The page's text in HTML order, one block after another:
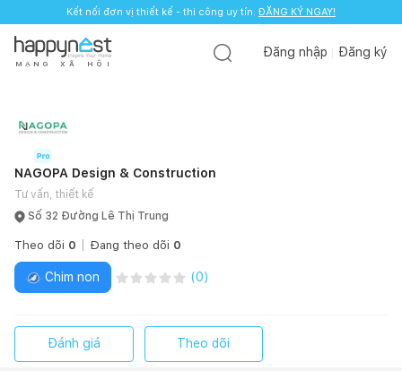
Kết nối đơn vị thiết kế - thi công uy tín. ĐĂNG KÝ NGAY!
M Ạ N G X Ã H Ộ I
Đăng nhập Đăng ký
NAGOPA Design & Construction
Tư vấn, thiết kế
Số 32 Đường Lê Thị Trung
Theo dõi 0 Đang theo dõi 0
Chim non (0)
Đánh giá Theo dõi